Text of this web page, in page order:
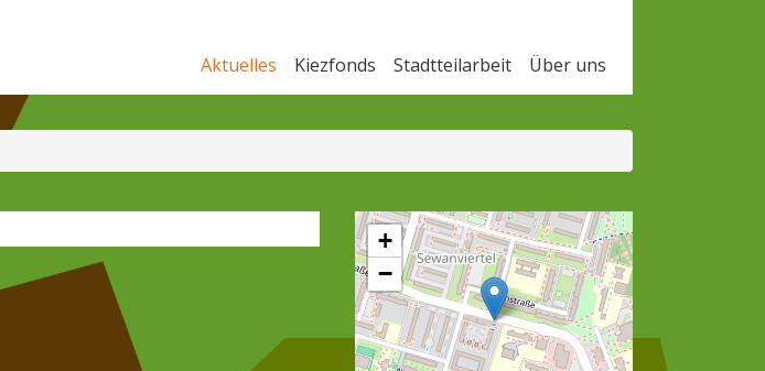
Aktuelles Kiezfonds Stadtteilarbeit Über uns
+
−